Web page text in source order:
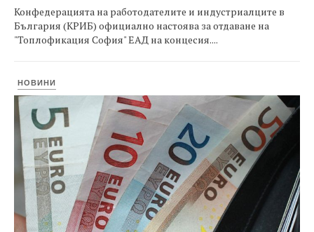
Конфедерацията на работодателите и индустриалците в
България (КРИБ) официално настоява за отдаване на
"Топлофикация София" ЕАД на концесия....
НОВИНИ